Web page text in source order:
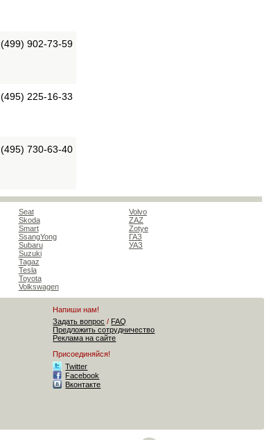
(499) 902-73-59
(495) 225-16-33
(495) 730-63-40
Seat
Skoda
Smart
SsangYong
Subaru
Suzuki
Tagaz
Tesla
Toyota
Volkswagen
Volvo
ZAZ
Zotye
ГАЗ
УАЗ
Напиши нам!
Задать вопрос / FAQ
Предложить сотрудничество
Реклама на сайте
Присоединяйся!
Twitter
Facebook
Вконтакте